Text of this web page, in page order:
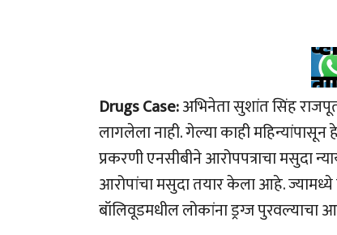
Drugs Case:अभिनेता सुशांत सिंह
लागलेला नाही. गेल्या काही
प्रकरणी एनसीबीने आरोपपत्राचा मसुदा
आरोपांचा मसुदा तयार केला आहे.
बॉलिवूडमधील लोकांना ड्रग्ज पुरवल्याचा